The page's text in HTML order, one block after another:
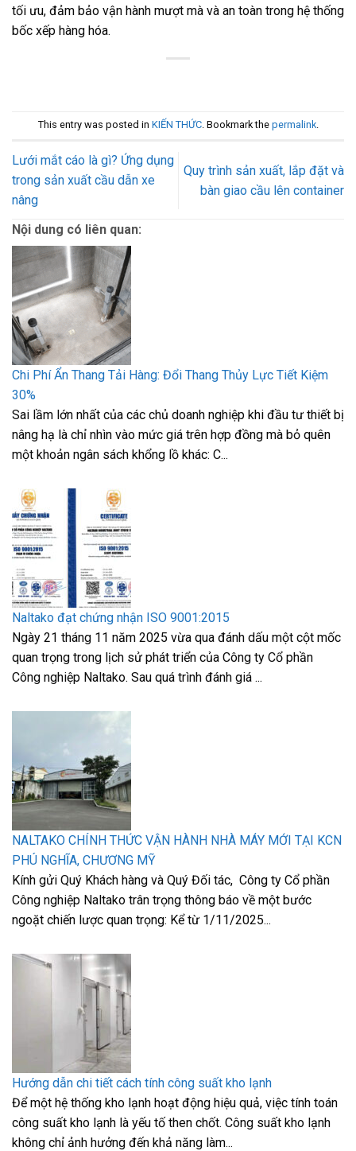
tối ưu, đảm bảo vận hành mượt mà và an toàn trong hệ thống
bốc xếp hàng hóa.
This entry was posted in KIẾN THỨC. Bookmark the permalink.
Lưới mắt cáo là gì? Ứng dụng
trong sản xuất cầu dẫn xe
nâng
Quy trình sản xuất, lắp đặt và
bàn giao cầu lên container
Nội dung có liên quan:
Chi Phí Ẩn Thang Tải Hàng: Đổi Thang Thủy Lực Tiết Kiệm
30%
Sai lầm lớn nhất của các chủ doanh nghiệp khi đầu tư thiết bị
nâng hạ là chỉ nhìn vào mức giá trên hợp đồng mà bỏ quên
một khoản ngân sách khổng lồ khác: C...
Naltako đạt chứng nhận ISO 9001:2015
Ngày 21 tháng 11 năm 2025 vừa qua đánh dấu một cột mốc
quan trọng trong lịch sử phát triển của Công ty Cổ phần
Công nghiệp Naltako. Sau quá trình đánh giá ...
NALTAKO CHÍNH THỨC VẬN HÀNH NHÀ MÁY MỚI TẠI KCN
PHÚ NGHĨA, CHƯƠNG MỸ
Kính gửi Quý Khách hàng và Quý Đối tác, Công ty Cổ phần
Công nghiệp Naltako trân trọng thông báo về một bước
ngoặt chiến lược quan trọng: Kể từ 1/11/2025...
Hướng dẫn chi tiết cách tính công suất kho lạnh
Để một hệ thống kho lạnh hoạt động hiệu quả, việc tính toán
công suất kho lạnh là yếu tố then chốt. Công suất kho lạnh
không chỉ ảnh hưởng đến khả năng làm...